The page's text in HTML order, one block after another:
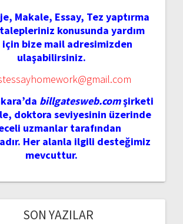
Makale, Essay, Tez yaptırma
konusunda yardım
için bize mail adresimizden
ulaşabilirsiniz.
billgatesweb.comşirketi
doktora seviyesinin üzerinde
uzmanlar tarafından
Her alanla ilgili desteğimiz
mevcuttur.
SON YAZILAR